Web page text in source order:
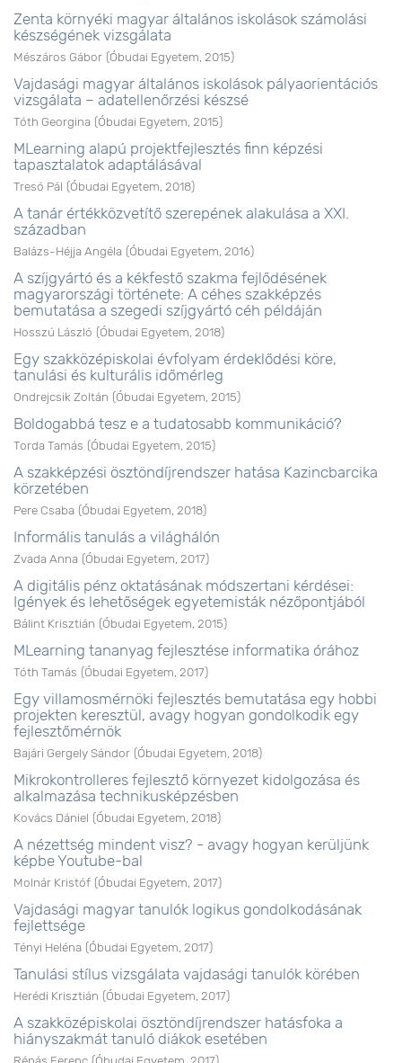
Zenta környéki magyar általános iskolások számolási
készségének vizsgálata
Mészáros Gábor (Óbudai Egyetem 2015)
Vajdasági magyar általános iskolások pályaorientációs
vizsgálata – adatellenőrzési készsé
Tóth Georgina (Óbudai Egyetem 2015)
MLearning alapú projektfejlesztés finn képzési
tapasztalatok adaptálásával
Tresó Pál (Óbudai Egyetem 2018)
A tanár értékközvetítő szerepének alakulása a XXI.
században
Balázs-Héjja Angéla (Óbudai Egyetem 2016)
A szíjgyártó és a kékfestő szakma fejlődésének
magyarországi története: A céhes szakképzés
bemutatása a szegedi szíjgyártó céh példáján
Hosszú László (Óbudai Egyetem 2018)
Egy szakközépiskolai évfolyam érdeklődési köre,
tanulási és kulturális időmérleg
Ondrejcsik Zoltán (Óbudai Egyetem 2015)
Boldogabbá tesz e a tudatosabb kommunikáció?
Torda Tamás (Óbudai Egyetem 2015)
A szakképzési ösztöndíjrendszer hatása Kazincbarcika
körzetében
Pere Csaba (Óbudai Egyetem 2018)
Informális tanulás a világhálón
Zvada Anna (Óbudai Egyetem 2017)
A digitális pénz oktatásának módszertani kérdései:
Igények és lehetőségek egyetemisták nézőpontjából
Bálint Krisztián (Óbudai Egyetem 2015)
MLearning tananyag fejlesztése informatika órához
Tóth Tamás (Óbudai Egyetem 2017)
Egy villamosmérnöki fejlesztés bemutatása egy hobbi
projekten keresztül, avagy hogyan gondolkodik egy
fejlesztőmérnök
Bajári Gergely Sándor (Óbudai Egyetem 2018)
Mikrokontrolleres fejlesztő környezet kidolgozása és
alkalmazása technikusképzésben
Kovács Dániel (Óbudai Egyetem 2018)
A nézettség mindent visz? - avagy hogyan kerüljünk
képbe Youtube-bal
Molnár Kristóf (Óbudai Egyetem 2017)
Vajdasági magyar tanulók logikus gondolkodásának
fejlettsége
Tényi Heléna (Óbudai Egyetem 2017)
Tanulási stílus vizsgálata vajdasági tanulók körében
Herédi Krisztián (Óbudai Egyetem 2017)
A szakközépiskolai ösztöndíjrendszer hatásfoka a
hiányszakmát tanuló diákok esetében